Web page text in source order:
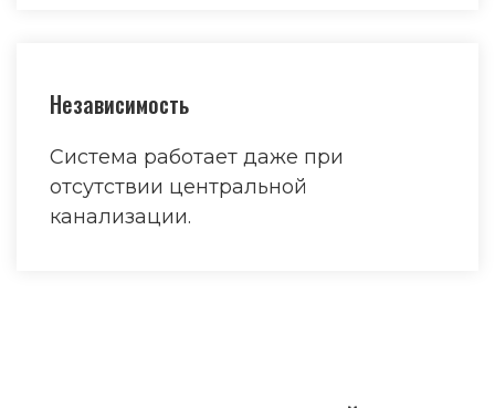
Независимость
Система работает даже при
отсутствии центральной
канализации.